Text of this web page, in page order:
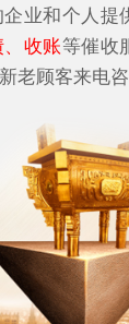
企业和个人提
收账等催收
老顾客来电咨